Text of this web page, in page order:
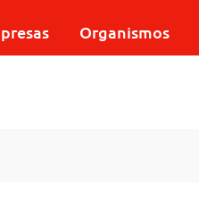
Organismos